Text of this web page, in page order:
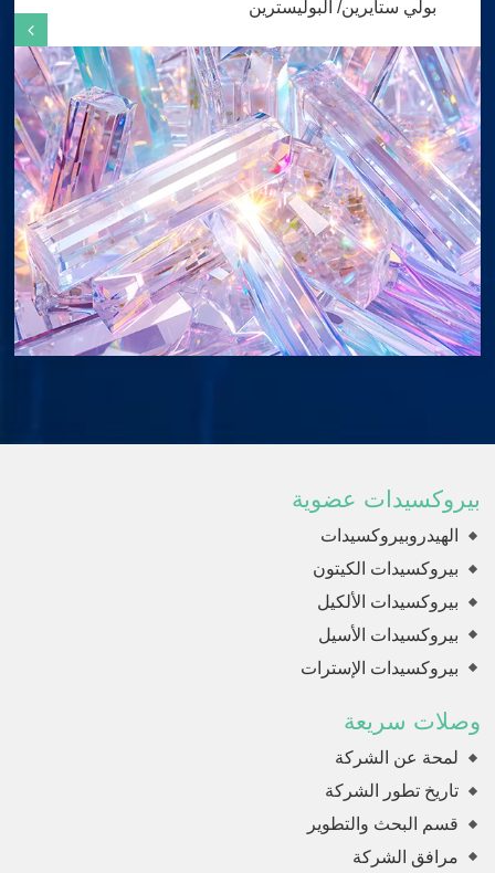
بولي ستايرين/ البوليسترين
بيروكسيدات عضوية
الهيدروبيروكسيدات
بيروكسيدات الكيتون
بيروكسيدات الألكيل
بيروكسيدات الأسيل
بيروكسيدات الإسترات
وصلات سريعة
لمحة عن الشركة
تاريخ تطور الشركة
قسم البحث والتطوير
مرافق الشركة